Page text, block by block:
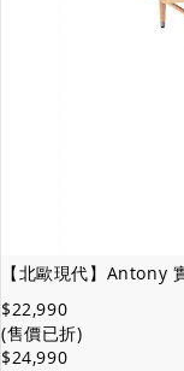
【北歐現代】Antony
$22,990
(售價已折)
$24,990